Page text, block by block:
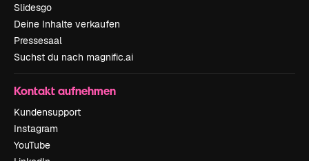
Slidesgo
Deine Inhalte verkaufen
Pressesaal
Suchst du nach magnific.ai
Kontakt aufnehmen
Kundensupport
Instagram
YouTube